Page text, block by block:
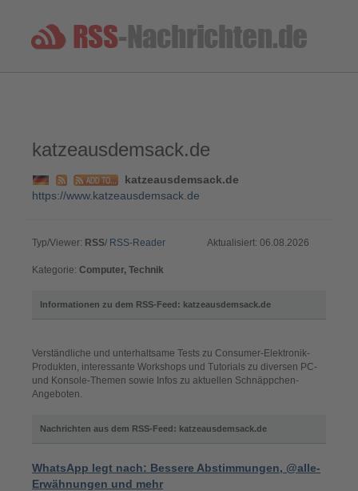
katzeausdemsack.de
katzeausdemsack.de
https://www.katzeausdemsack.de
Typ/Viewer: RSS/ RSS-Reader Aktualisiert: 06.08.2026
Kategorie: Computer, Technik
Informationen zu dem RSS-Feed: katzeausdemsack.de
Verständliche und unterhaltsame Tests zu Consumer-Elektronik-
Produkten, interessante Workshops und Tutorials zu diversen PC-
und Konsole-Themen sowie Infos zu aktuellen Schnäppchen-
Angeboten.
Nachrichten aus dem RSS-Feed: katzeausdemsack.de
WhatsApp legt nach: Bessere Abstimmungen, @alle-
Erwähnungen und mehr